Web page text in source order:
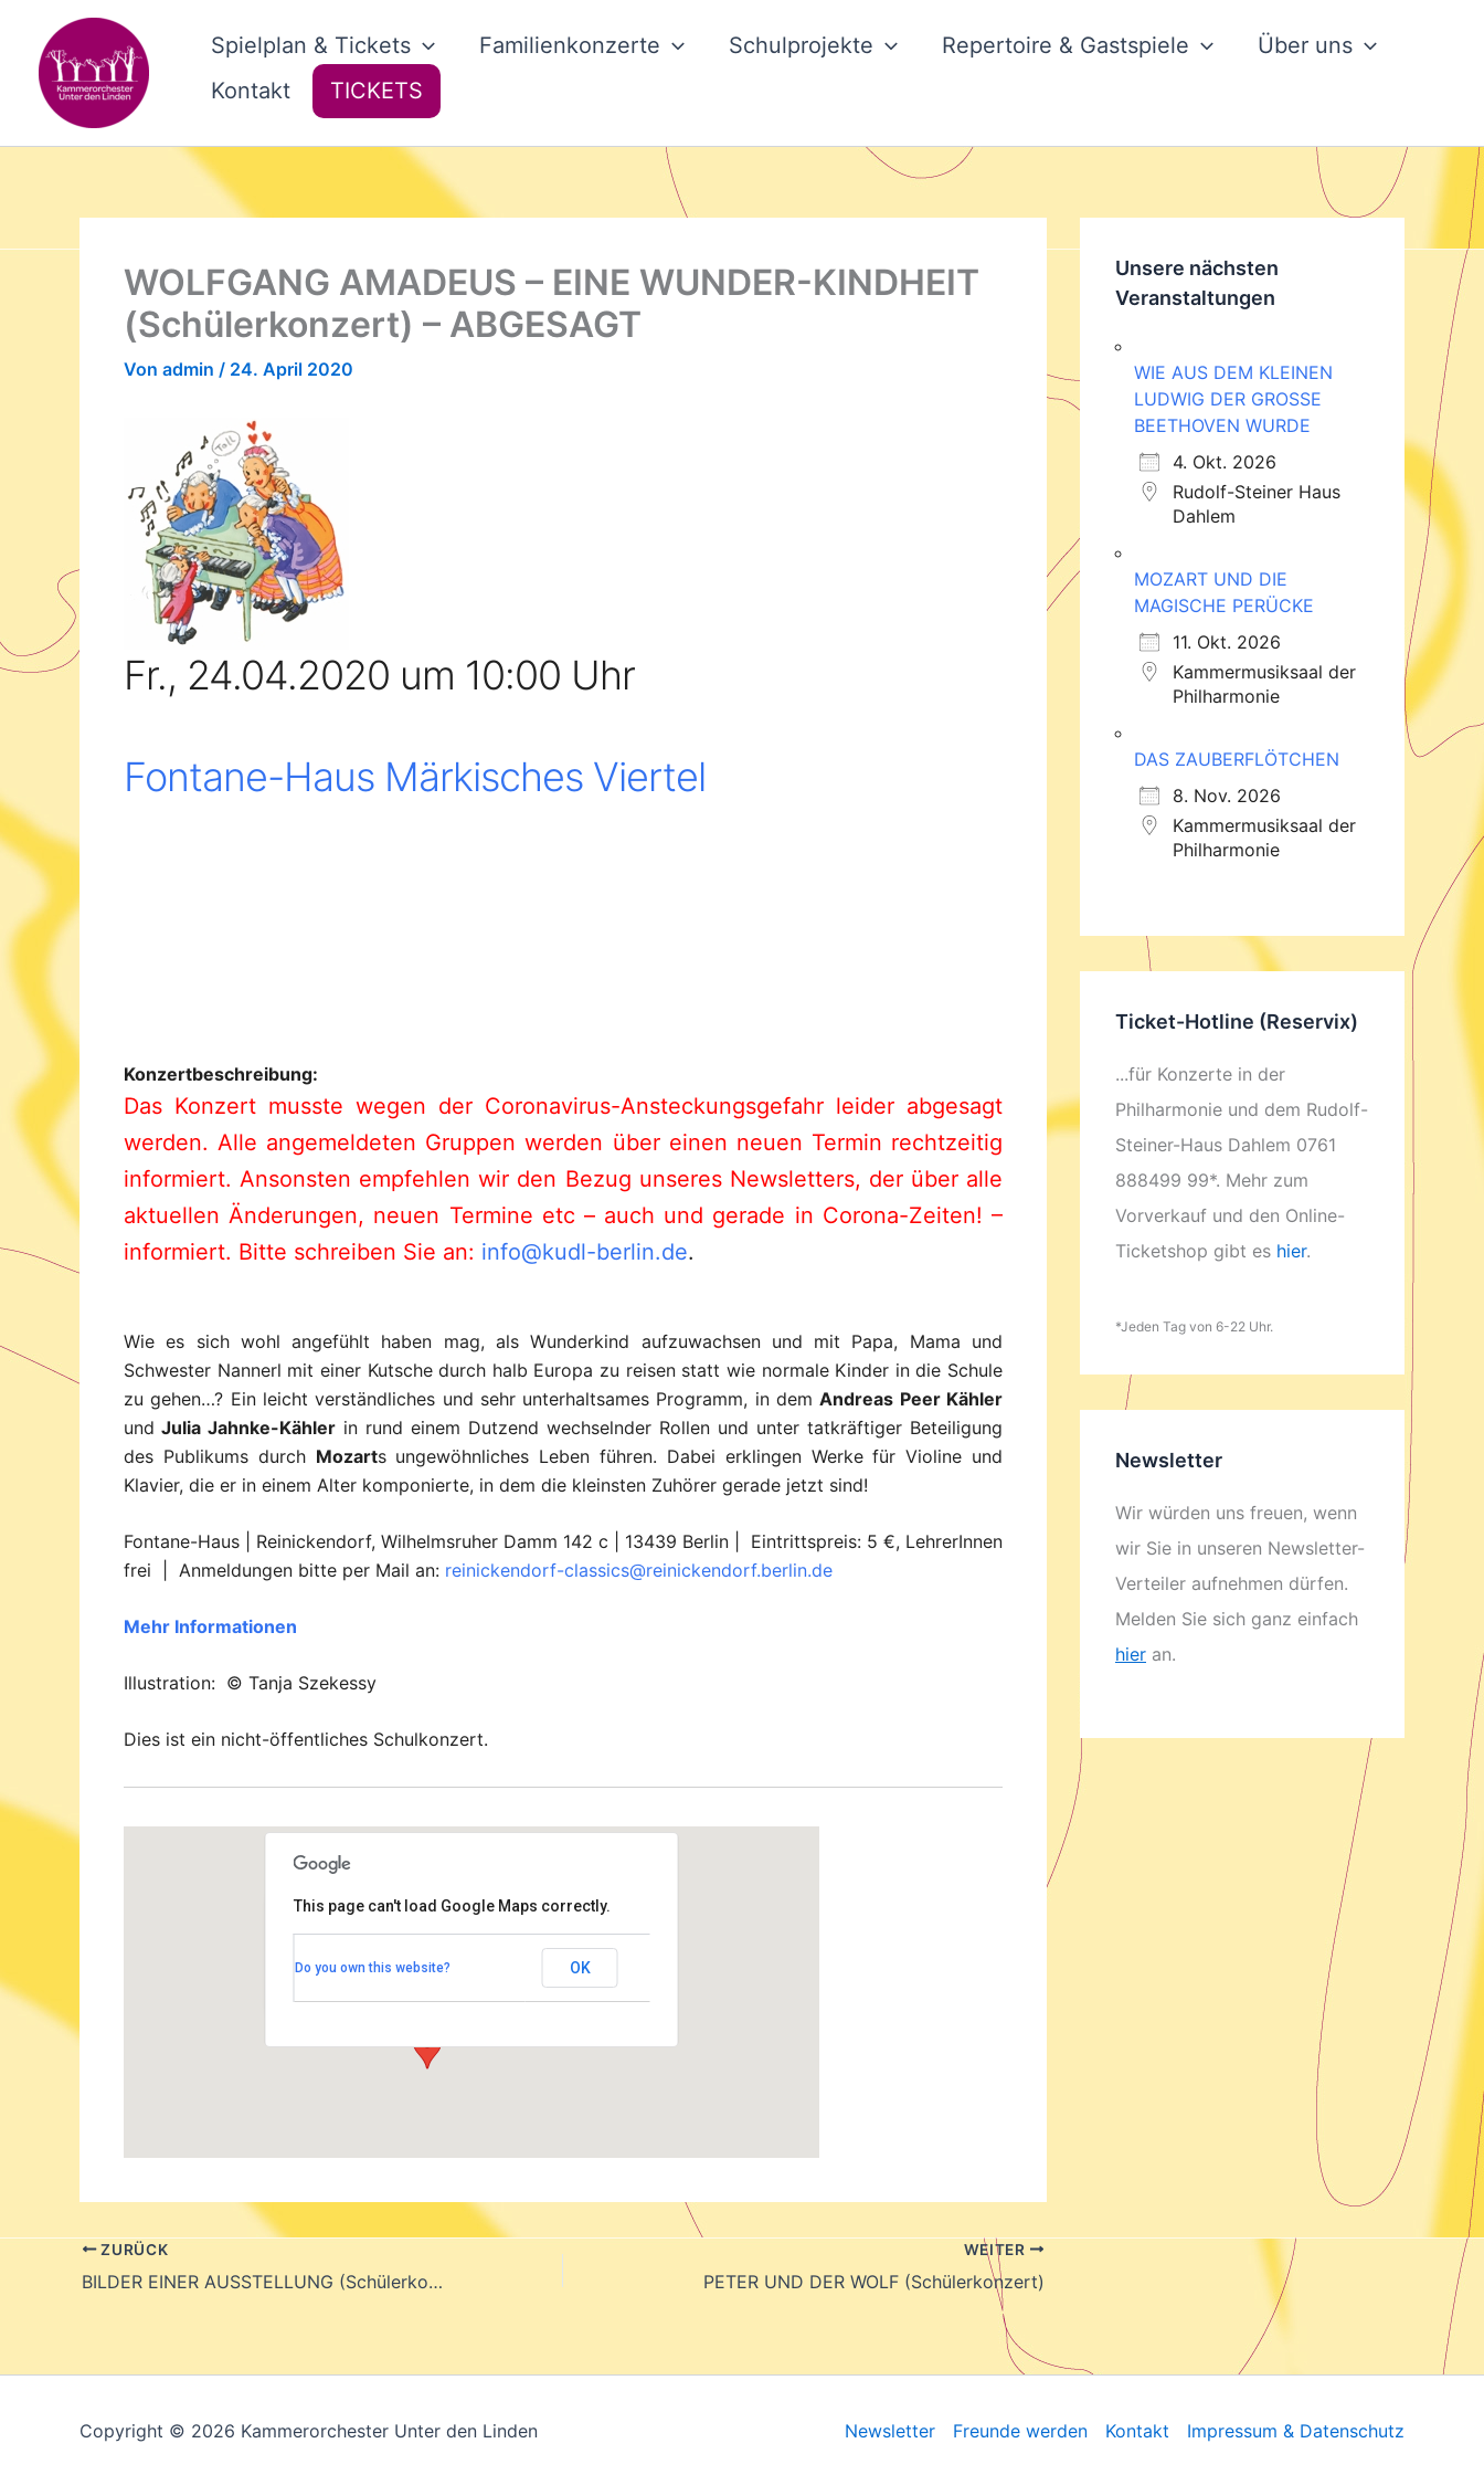
springen
Spielplan & Tickets Familienkonzerte Schulprojekte Repertoire & Gastspiele
Über uns
Kontakt
TICKETS
WOLFGANG AMADEUS – EINE WUNDER-KINDHEIT
(Schülerkonzert) – ABGESAGT
Von admin / 24. April 2020
Fr., 24.04.2020 um 10:00 Uhr
Fontane-Haus Märkisches Viertel
Konzertbeschreibung:
Das Konzert musste wegen der Coronavirus-Ansteckungsgefahr leider abgesagt
werden. Alle angemeldeten Gruppen werden über einen neuen Termin rechtzeitig
informiert. Ansonsten empfehlen wir den Bezug unseres Newsletters, der über alle
aktuellen Änderungen, neuen Termine etc – auch und gerade in Corona-Zeiten! –
informiert. Bitte schreiben Sie an: info@kudl-berlin.de.
Wie es sich wohl angefühlt haben mag, als Wunderkind aufzuwachsen und mit Papa, Mama und
Schwester Nannerl mit einer Kutsche durch halb Europa zu reisen statt wie normale Kinder in die Schule
zu gehen…? Ein leicht verständliches und sehr unterhaltsames Programm, in demAndreas Peer Kähler
und Julia Jahnke-Kähler in rund einem Dutzend wechselnder Rollen und unter tatkräftiger Beteiligung
des Publikums durch Mozarts ungewöhnliches Leben führen. Dabei erklingen Werke für Violine und
Klavier, die er in einem Alter komponierte, in dem die kleinsten Zuhörer gerade jetzt sind!
Fontane-Haus | Reinickendorf, Wilhelmsruher Damm 142 c | 13439 Berlin | Eintrittspreis: 5 €, LehrerInnen
frei | Anmeldungen bitte per Mail an: reinickendorf-classics@reinickendorf.berlin.de
Mehr Informationen
Illustration: © Tanja Szekessy
Dies ist ein nicht-öffentliches Schulkonzert.
Fontane-Haus Märkisches Viertel
Wilhelmsruher Damm 142c - Berlin
This page can't load Google Maps correctly.
Do you own this website? OK
ZURÜCK
BILDER EINER AUSSTELLUNG (Schülerkonzert)
WEITER
PETER UND DER WOLF (Schülerkonzert)
Unsere nächsten
Veranstaltungen
WIE AUS DEM KLEINEN
LUDWIG DER GROSSE
BEETHOVEN WURDE
4. Okt. 2026
Rudolf-Steiner Haus
Dahlem
MOZART UND DIE
MAGISCHE PERÜCKE
11. Okt. 2026
Kammermusiksaal der
Philharmonie
DAS ZAUBERFLÖTCHEN
8. Nov. 2026
Kammermusiksaal der
Philharmonie
Ticket-Hotline (Reservix)
...für Konzerte in der
Philharmonie und dem Rudolf-
Steiner-Haus Dahlem 0761
888499 99*. Mehr zum
Vorverkauf und den Online-
Ticketshop gibt es hier.
*Jeden Tag von 6-22 Uhr.
Newsletter
Wir würden uns freuen, wenn
wir Sie in unseren Newsletter-
Verteiler aufnehmen dürfen.
Melden Sie sich ganz einfach
hier an.
Copyright © 2026 Kammerorchester Unter den Linden Newsletter Freunde werden Kontakt Impressum & Datenschutz